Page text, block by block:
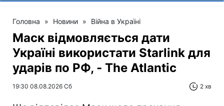
Головна » Новини » Війна в Україні
Маск відмовляється дати
Україні використати Starlink для
ударів по РФ, - The Atlantic
19:30 08.08.2026 Сб 2 хв